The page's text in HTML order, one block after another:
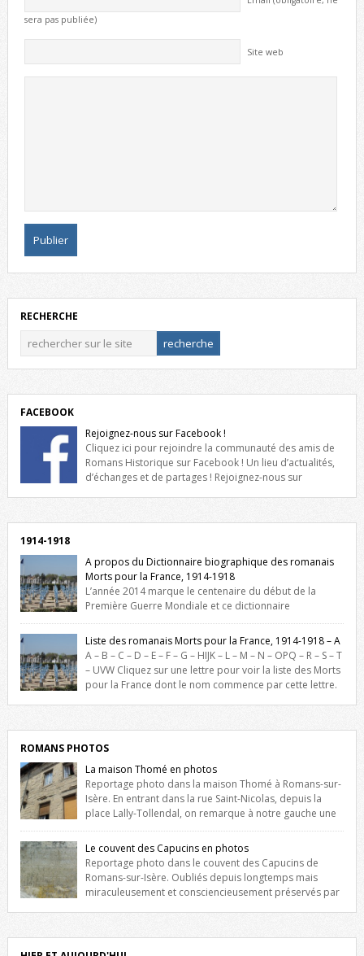
sera pas publiée)
Site web
RECHERCHE
FACEBOOK
Rejoignez-nous sur Facebook !
Cliquez ici pour rejoindre la communauté des amis de
Romans Historique sur Facebook ! Un lieu d’actualités,
d’échanges et de partages ! Rejoignez-nous sur
1914-1918
A propos du Dictionnaire biographique des romanais
Morts pour la France, 1914-1918
L’année 2014 marque le centenaire du début de la
Première Guerre Mondiale et ce dictionnaire
biographique veut rendre hommage aux romanais Morts pour la
France durant ce conflit. La base de cette recherche historique est
constituée des noms gravés sur les plaques commémoratives de
l’Hôtel de Ville, du lycée du Dauphiné et du lycée Triboulet, […]
Liste des romanais Morts pour la France, 1914-1918 – A
A – B – C – D – E – F – G – HIJK – L – M – N – OPQ – R – S – T
– UVW Cliquez sur une lettre pour voir la liste des Morts
pour la France dont le nom commence par cette lettre.
ROMANS PHOTOS
La maison Thomé en photos
Reportage photo dans la maison Thomé à Romans-sur-
Isère. En entrant dans la rue Saint-Nicolas, depuis la
place Lally-Tollendal, on remarque à notre gauche une
maison construite au XVIè siècle. Les deux façades sont ornées de
fenêtres jumelles à meneaux. Entre ces deux étages, on peut voir une
niche qui contient une statue de la Vierge. […]
Le couvent des Capucins en photos
Reportage photo dans le couvent des Capucins de
Romans-sur-Isère. Oubliés depuis longtemps mais
miraculeusement et consciencieusement préservés par
l’histoire de la redécouverte de vestiges du couvent des Capucins !
Petit retour sur l’histoire […]